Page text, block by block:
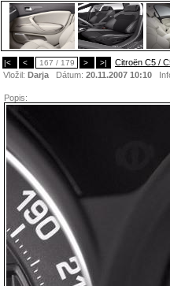
|< < 167 / 179 > >|
Citroën C5 /
Vložil: Darja Dátum: 20.11.2007 10:10
Popis: